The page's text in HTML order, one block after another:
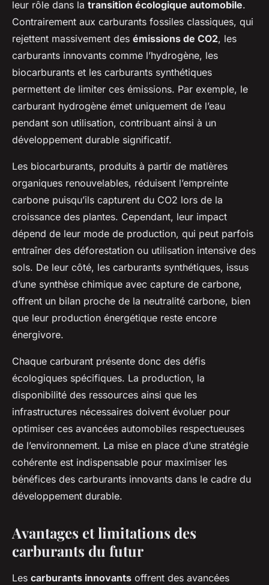
leur rôle dans la transition écologique automobile.
Contrairement aux carburants fossiles classiques, qui
rejettent massivement des émissions de CO2, les
carburants innovants comme l’hydrogène, les
biocarburants et les carburants synthétiques
permettent de limiter ces émissions. Par exemple, le
carburant hydrogène émet uniquement de l’eau
pendant son utilisation, contribuant ainsi à un
développement durable significatif.
Les biocarburants, produits à partir de matières
organiques renouvelables, réduisent l’empreinte
carbone puisqu’ils capturent du CO2 lors de la
croissance des plantes. Cependant, leur impact
dépend de leur mode de production, qui peut parfois
entraîner des déforestation ou utilisation intensive des
sols. De leur côté, les carburants synthétiques, issus
d’une synthèse chimique avec capture de carbone,
offrent un bilan proche de la neutralité carbone, bien
que leur production énergétique reste encore
énergivore.
Chaque carburant présente donc des défis
écologiques spécifiques. La production, la
disponibilité des ressources ainsi que les
infrastructures nécessaires doivent évoluer pour
optimiser ces avancées automobiles respectueuses
de l’environnement. La mise en place d’une stratégie
cohérente est indispensable pour maximiser les
bénéfices des carburants innovants dans le cadre du
développement durable.
Avantages et limitations des
carburants du futur
Les carburants innovants offrent des avancées